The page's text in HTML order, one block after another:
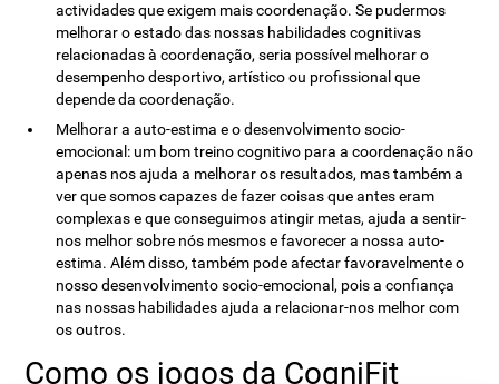
actividades que exigem mais coordenação. Se pudermos
melhorar o estado das nossas habilidades cognitivas
relacionadas à coordenação, seria possível melhorar o
desempenho desportivo, artístico ou profissional que
depende da coordenação.
Melhorar a auto-estima e o desenvolvimento socio-
emocional: um bom treino cognitivo para a coordenação não
apenas nos ajuda a melhorar os resultados, mas também a
ver que somos capazes de fazer coisas que antes eram
complexas e que conseguimos atingir metas, ajuda a sentir-
nos melhor sobre nós mesmos e favorecer a nossa auto-
estima. Além disso, também pode afectar favoravelmente o
nosso desenvolvimento socio-emocional, pois a confiança
nas nossas habilidades ajuda a relacionar-nos melhor com
os outros.
Como os jogos da CogniFit